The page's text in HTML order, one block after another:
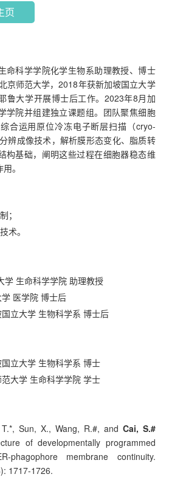
页
命科学学院化学生物系助理教授、博士
京师范大学，2018年获新加坡国立大学
鲁大学开展博士后工作。2023年8月加
学院并组建独立课题组。团队聚焦细胞
合运用原位冷冻电子断层扫描（cryo-
辨成像技术，解析膜形态变化、脂质转
构基础，阐明这些过程在细胞器稳态维
。
；
术。
学 生命科学学院 助理教授
医学院 博士后
立大学 生物科学系 博士后
立大学 生物科学系 博士
大学 生命科学学院 学士
Sun, X., Wang, R.#, and Cai, S.#
of developmentally programmed
phagophore membrane continuity.
1717-1726.